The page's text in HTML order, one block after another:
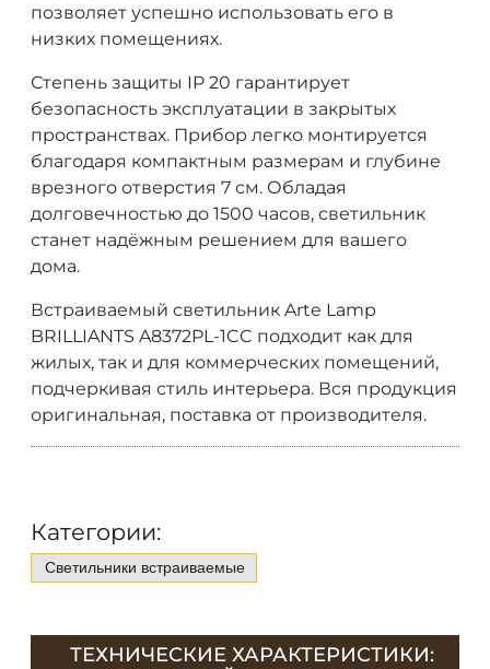
позволяет успешно использовать его в
низких помещениях.
Степень защиты IP 20 гарантирует
безопасность эксплуатации в закрытых
пространствах. Прибор легко монтируется
благодаря компактным размерам и глубине
врезного отверстия 7 см. Обладая
долговечностью до 1500 часов, светильник
станет надёжным решением для вашего
дома.
Встраиваемый светильник Arte Lamp
BRILLIANTS A8372PL-1CC подходит как для
жилых, так и для коммерческих помещений,
подчеркивая стиль интерьера. Вся продукция
оригинальная, поставка от производителя.
Категории:
Светильники встраиваемые
ТЕХНИЧЕСКИЕ ХАРАКТЕРИСТИКИ: